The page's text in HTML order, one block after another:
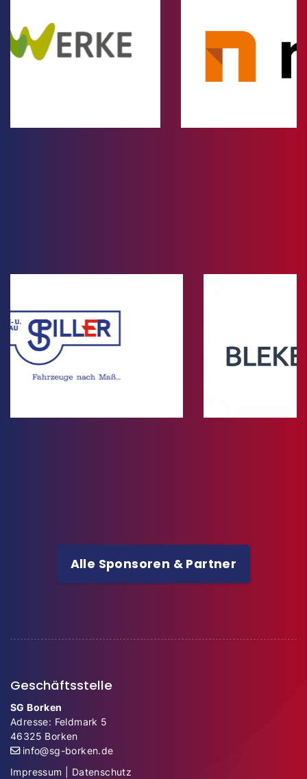
Alle Sponsoren & Partner
Geschäftsstelle
SG Borken
Adresse: Feldmark 5
46325 Borken
info@sg-borken.de
Impressum
Datenschutz